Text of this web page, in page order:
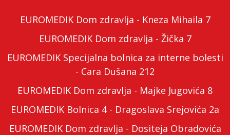
EUROMEDIK Dom zdravlja - Kneza Mihaila 7
EUROMEDIK Dom zdravlja - Žička 7
EUROMEDIK Specijalna bolnica za interne bolesti
- Cara Dušana 212
EUROMEDIK Dom zdravlja - Majke Jugovića 8
EUROMEDIK Bolnica 4 - Dragoslava Srejovića 2a
EUROMEDIK Dom zdravlja - Dositeja Obradovića